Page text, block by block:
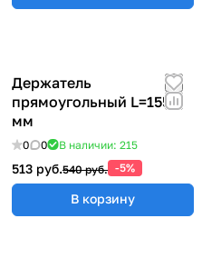
Держатель
прямоугольный L=155
мм
0 0 В наличии: 215
513 руб.540 руб. -5%
В корзину